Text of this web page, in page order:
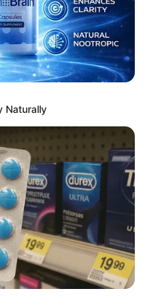
compétiteur de 10 ans
ce tracé en
il est parfaitement
rôles.
Naturally